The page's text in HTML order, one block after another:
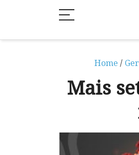
Home /
Mais